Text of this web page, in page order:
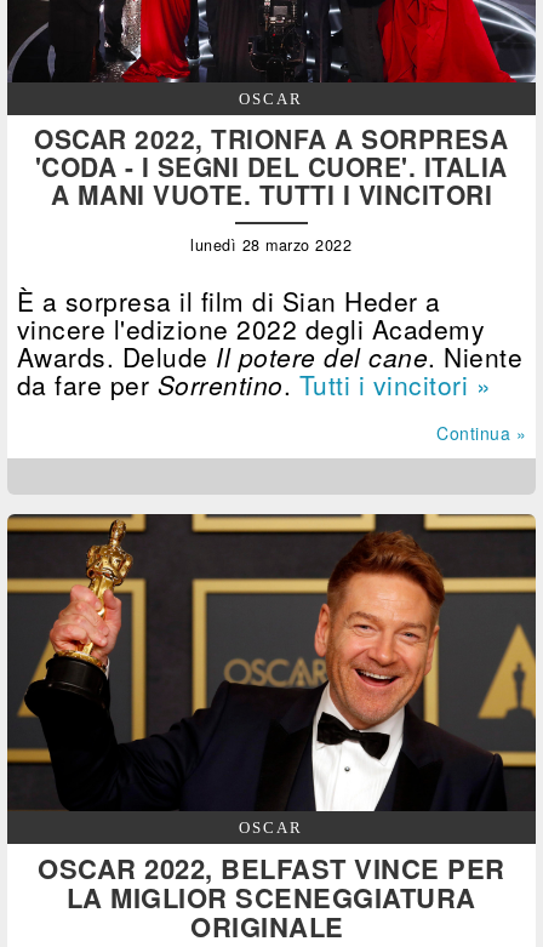
OSCAR
OSCAR 2022, TRIONFA A SORPRESA
'CODA - I SEGNI DEL CUORE'. ITALIA
A MANI VUOTE. TUTTI I VINCITORI
lunedì 28 marzo 2022
È a sorpresa il film di Sian Heder a
vincere l'edizione 2022 degli Academy
Awards. Delude Il potere del cane. Niente
da fare per Sorrentino. Tutti i vincitori »
Continua »
OSCAR
OSCAR 2022, BELFAST VINCE PER
LA MIGLIOR SCENEGGIATURA
ORIGINALE